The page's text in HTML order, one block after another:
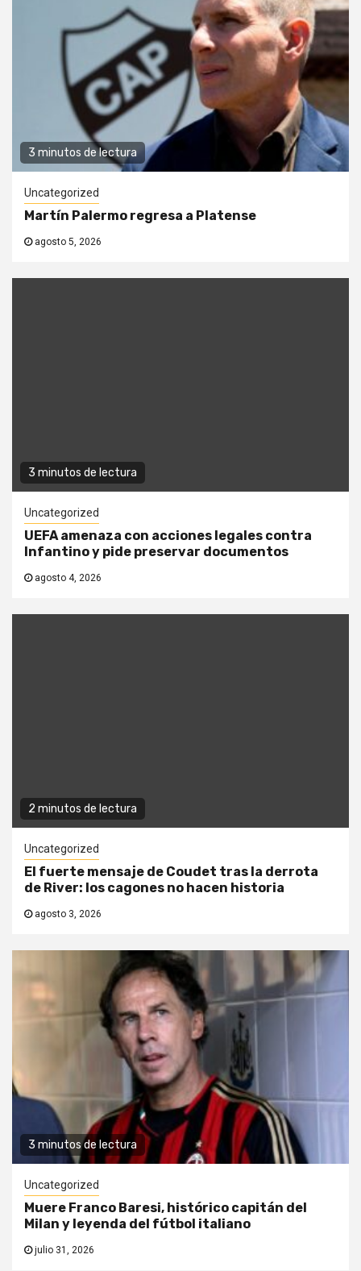
3 minutos de lectura
Uncategorized
Martín Palermo regresa a Platense
agosto 5, 2026
3 minutos de lectura
Uncategorized
UEFA amenaza con acciones legales contra
Infantino y pide preservar documentos
agosto 4, 2026
2 minutos de lectura
Uncategorized
El fuerte mensaje de Coudet tras la derrota
de River: los cagones no hacen historia
agosto 3, 2026
3 minutos de lectura
Uncategorized
Muere Franco Baresi, histórico capitán del
Milan y leyenda del fútbol italiano
julio 31, 2026